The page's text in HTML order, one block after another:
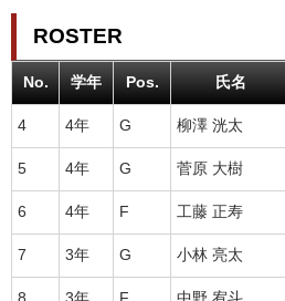
ROSTER
No. 学年 Pos. 氏名
4 4年 G 柳澤 洸太
5 4年 G 菅原 大樹
6 4年 F 工藤 正寿
7 3年 G 小林 亮太